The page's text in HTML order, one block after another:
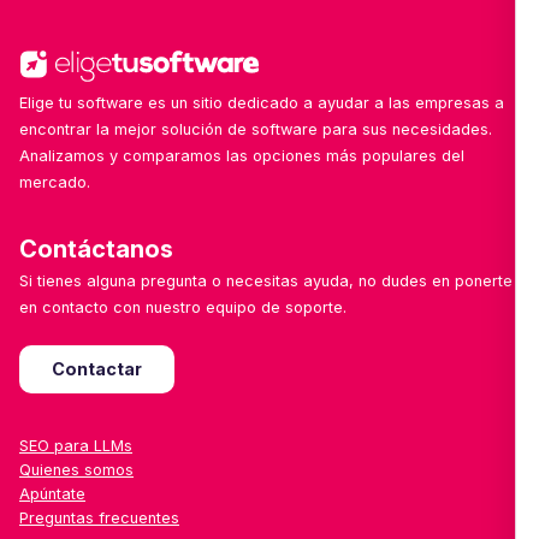
Elige tu software es un sitio dedicado a ayudar a las empresas a
encontrar la mejor solución de software para sus necesidades.
Analizamos y comparamos las opciones más populares del
mercado.
Contáctanos
Si tienes alguna pregunta o necesitas ayuda, no dudes en ponerte
en contacto con nuestro equipo de soporte.
Contactar
SEO para LLMs
Quienes somos
Apúntate
Preguntas frecuentes